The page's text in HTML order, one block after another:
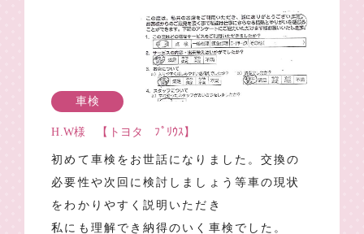
車検
H.W様 【トヨタ ﾌﾟﾘｳｽ】
初めて車検をお世話になりました。交換の
必要性や次回に検討しましょう等車の現状
をわかりやすく説明いただき
私にも理解でき納得のいく車検でした。